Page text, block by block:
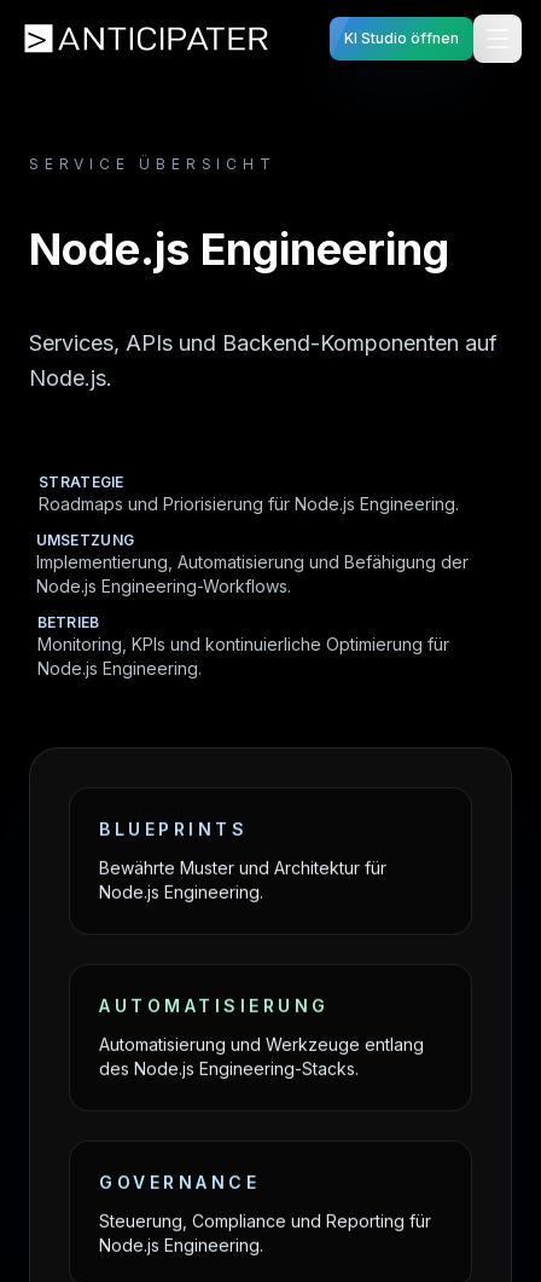
KI Studio öffnen
SERVICE ÜBERSICHT
Node.js Engineering
Services, APIs und Backend-Komponenten auf
Node.js.
STRATEGIE
Roadmaps und Priorisierung für Node.js Engineering.
UMSETZUNG
Implementierung, Automatisierung und Befähigung der
Node.js Engineering-Workflows.
BETRIEB
Monitoring, KPIs und kontinuierliche Optimierung für
Node.js Engineering.
BLUEPRINTS
Bewährte Muster und Architektur für
Node.js Engineering.
AUTOMATISIERUNG
Automatisierung und Werkzeuge entlang
des Node.js Engineering-Stacks.
GOVERNANCE
Steuerung, Compliance und Reporting für
Node.js Engineering.